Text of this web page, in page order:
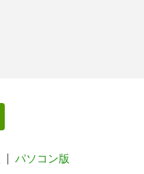
パソコン版